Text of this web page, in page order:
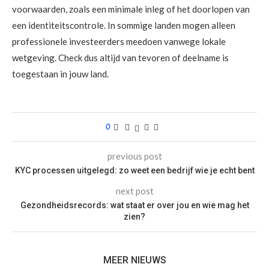
voorwaarden, zoals een minimale inleg of het doorlopen van
een identiteitscontrole. In sommige landen mogen alleen
professionele investeerders meedoen vanwege lokale
wetgeving. Check dus altijd van tevoren of deelname is
toegestaan in jouw land.
0
previous post
KYC processen uitgelegd: zo weet een bedrijf wie je echt bent
next post
Gezondheidsrecords: wat staat er over jou en wie mag het
zien?
MEER NIEUWS